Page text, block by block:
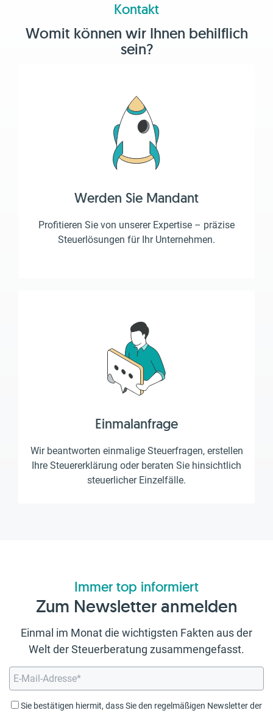
Kontakt
Womit können wir Ihnen behilflich
sein?
Werden Sie Mandant
Profitieren Sie von unserer Expertise – präzise
Steuerlösungen für Ihr Unternehmen.
Einmalanfrage
Wir beantworten einmalige Steuerfragen, erstellen
Ihre Steuererklärung oder beraten Sie hinsichtlich
steuerlicher Einzelfälle.
Immer top informiert
Zum Newsletter anmelden
Einmal im Monat die wichtigsten Fakten aus der
Welt der Steuerberatung zusammengefasst.
Sie bestätigen hiermit, dass Sie den regelmäßigen Newsletter der